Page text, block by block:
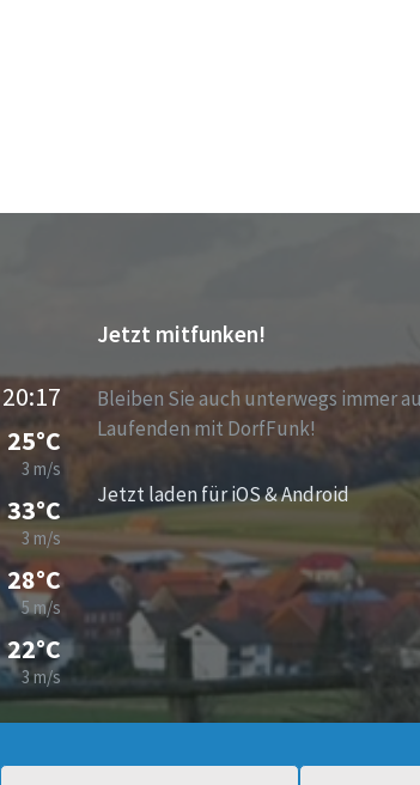
20:17
25°C
3 m/s
33°C
3 m/s
28°C
5 m/s
22°C
3 m/s
Jetzt mitfunken!
Bleiben Sie auch unterwegs immer
Laufenden mit DorfFunk!
Jetzt laden für iOS & Android